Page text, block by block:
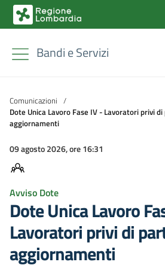
Bandi e Servizi
Comunicazioni /
Dote Unica Lavoro Fase IV - Lavoratori privi
aggiornamenti
09 agosto 2026, ore 16:31
Avviso Dote
Dote Unica Lavoro
Lavoratori privi di
aggiornamenti